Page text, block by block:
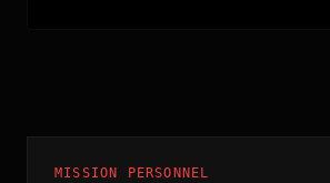
MISSION PERSONNEL